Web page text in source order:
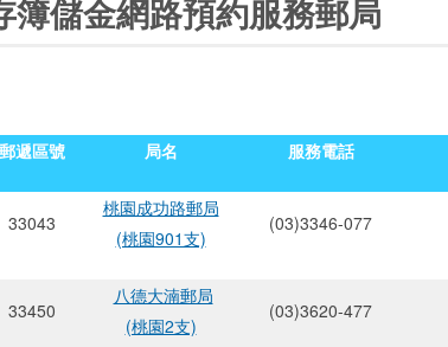
簿儲金網路預約服務郵局
郵遞區號 局名 服務電話
33043
桃園成功路郵局
(桃園901支)
(03)3346-077
33450
八德大湳郵局
(桃園2支)
(03)3620-477